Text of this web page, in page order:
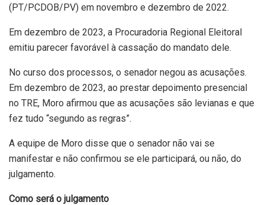
(PT/PCDOB/PV) em novembro e dezembro de 2022.
Em dezembro de 2023, a Procuradoria Regional Eleitoral
emitiu parecer favorável à cassação do mandato dele.
No curso dos processos, o senador negou as acusações.
Em dezembro de 2023, ao prestar depoimento presencial
no TRE, Moro afirmou que as acusações são levianas e que
fez tudo “segundo as regras”.
A equipe de Moro disse que o senador não vai se
manifestar e não confirmou se ele participará, ou não, do
julgamento.
Como será o julgamento